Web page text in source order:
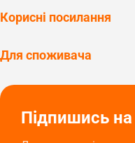
Корисні посилання
Для споживача
Підпишись